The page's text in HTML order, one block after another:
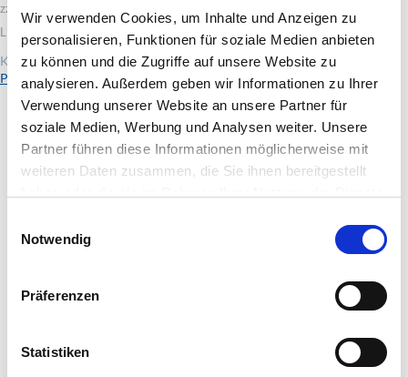
Wir verwenden Cookies, um Inhalte und Anzeigen zu
personalisieren, Funktionen für soziale Medien anbieten
zu können und die Zugriffe auf unsere Website zu
analysieren. Außerdem geben wir Informationen zu Ihrer
Verwendung unserer Website an unsere Partner für
soziale Medien, Werbung und Analysen weiter. Unsere
Partner führen diese Informationen möglicherweise mit
weiteren Daten zusammen, die Sie ihnen bereitgestellt
Notwendig
Präferenzen
Statistiken
zzgl. Versandkosten
Lieferzeit:
1-2 Wochen
Künstler:
Peggy Stahnke - Fotografie